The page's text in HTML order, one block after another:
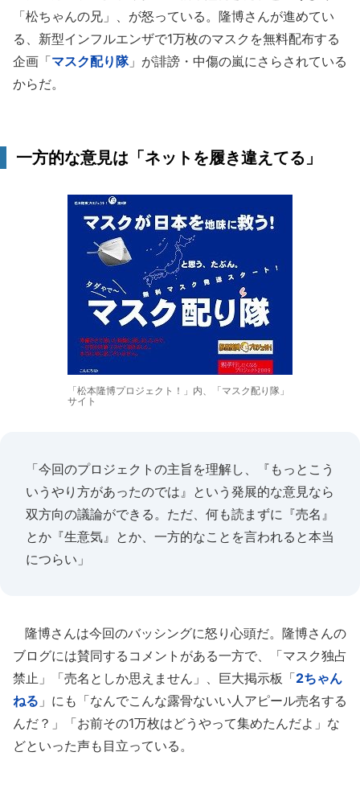
「松ちゃんの兄」、が怒っている。隆博さんが進めてい
る、新型インフルエンザで1万枚のマスクを無料配布する
企画「マスク配り隊」が誹謗・中傷の嵐にさらされている
からだ。
一方的な意見は「ネットを履き違えてる」
「松本隆博プロジェクト！」内、「マスク配り隊」
サイト
「今回のプロジェクトの主旨を理解し、『もっとこう
いうやり方があったのでは』という発展的な意見なら
双方向の議論ができる。ただ、何も読まずに『売名』
とか『生意気』とか、一方的なことを言われると本当
につらい」
隆博さんは今回のバッシングに怒り心頭だ。隆博さんの
ブログには賛同するコメントがある一方で、「マスク独占
禁止」「売名としか思えません」、巨大掲示板「2ちゃん
ねる 」にも「なんでこんな露骨ないい人アピール売名する
んだ？」「お前その1万枚はどうやって集めたんだよ」な
どといった声も目立っている。